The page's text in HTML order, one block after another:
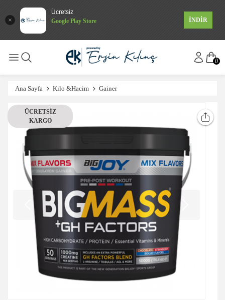
Ücretsiz
Google Play Store
İNDİR
0
Ana Sayfa Kilo &Hacim Gainer
ÜCRETSIZ
KARGO